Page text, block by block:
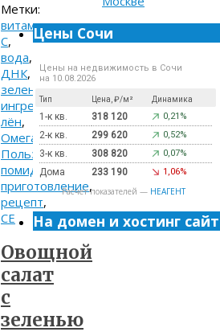
Метки:
витамин
C,
вода,
ДНК,
зелень
ингредиенты
лён,
Омега-3,
Польза,
помидоры,
приготовление,
рецепт,
СЕ
Овощной
салат
с
зеленью
Цены Сочи
Цены на недвижимость в Сочи
на 10.08.2026
Тип Цена, ₽/м² Динамика
1-к кв. 318 120 0,21%
2-к кв. 299 620 0,52%
3-к кв. 308 820 0,07%
Дома 233 190 1,06%
Расчет показателей — НЕАГЕНТ
На домен и хостинг